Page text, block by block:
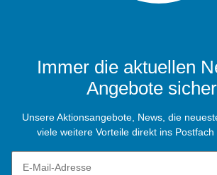
Immer die aktuellen
Angebote
Unsere Aktionsangebote, News, die
viele weitere Vorteile direkt ins Postfach